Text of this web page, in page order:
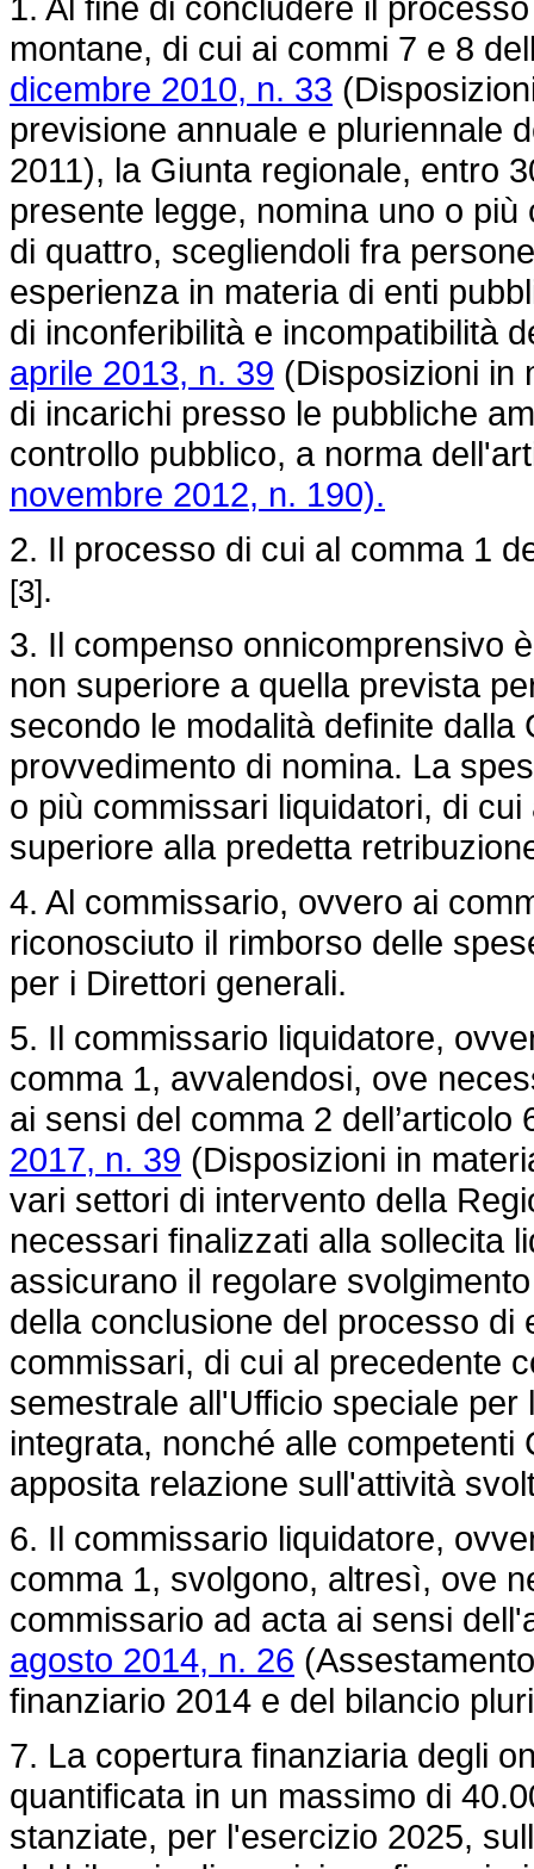
montane, di cui ai commi 7 e 8
dicembre 2010, n. 33
previsione annuale e pluriennale
2011), la Giunta regionale, entro
presente legge, nomina uno o
di quattro, scegliendoli fra
esperienza in materia di enti
di inconferibilità e incompatibilità
aprile 2013, n. 39 (Disposizioni in
di incarichi presso le pubbliche
controllo pubblico, a norma
novembre 2012, n. 190).
2. Il processo di cui al comma 1
[3].
3. Il compenso onnicomprensivo
non superiore a quella prevista
secondo le modalità definite
provvedimento di nomina. La
o più commissari liquidatori, di
superiore alla predetta
4. Al commissario, ovvero ai
riconosciuto il rimborso delle
per i Direttori generali.
5. Il commissario liquidatore,
comma 1, avvalendosi, ove
ai sensi del comma 2 dell’articolo
2017, n. 39 (Disposizioni in
vari settori di intervento della
necessari finalizzati alla sollecita
assicurano il regolare
della conclusione del processo
commissari, di cui al precedente
semestrale all'Ufficio speciale
integrata, nonché alle
apposita relazione sull'attività
6. Il commissario liquidatore,
comma 1, svolgono, altresì, ove
commissario ad acta ai sensi
agosto 2014, n. 26
finanziario 2014 e del bilancio
7. La copertura finanziaria degli
quantificata in un massimo di
stanziate, per l'esercizio 2025,